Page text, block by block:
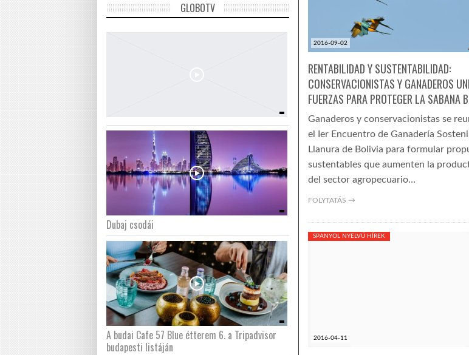
2016-09-02
RENTABILIDAD Y SUSTENTABILIDAD:
CONSERVACIONISTAS Y GANADEROS
FUERZAS PARA PROTEGER LA SABANA
Ganaderos y conservacionistas se
el Ier Encuentro de Ganadería
Llanura de Bolivia para formular
sustentables que aumenten la
del sector agropecuario…
FOLYTATÁS →
2016-04-11
SPANYOL NYELVŰ HÍREK
GLOBOTV
Dubaj csodái
A budai Cafe 57 Blue étterem 6. a Tripadvisor
budapesti listáján